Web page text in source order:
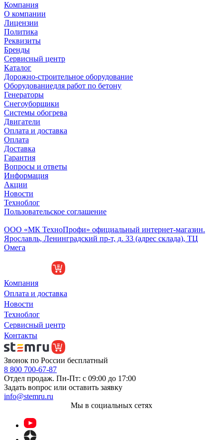
Компания
О компании
Лицензии
Политика
Реквизиты
Бренды
Сервисный центр
Каталог
Дорожно-строительное оборудование
Оборудованиедля работ по бетону
Генераторы
Снегоуборщики
Системы обогрева
Двигатели
Оплата и доставка
Оплата
Доставка
Гарантия
Вопросы и ответы
Информация
Акции
Новости
Техноблог
Пользовательское соглашение
ООО «МК ТехноПрофи» официальный интернет-магазин.
Ярославль, Ленинградский пр-т, д. 33 (адрес склада), ТЦ
Омега
Компания
Оплата и доставка
Новости
Техноблог
Сервисный центр
Контакты
Звонок по России бесплатный
8 800 700-67-87
Отдел продаж. Пн-Пт: с 09:00 до 17:00
Задать вопрос или оставить заявку
info@stemru.ru
Мы в социальных сетях